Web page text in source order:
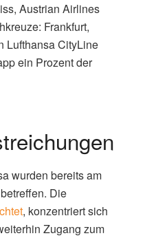
Austrian Airlines
Frankfurt,
Lufthansa CityLine
ein Prozent der
wurden bereits am
Die
, konzentriert sich
Zugang zum